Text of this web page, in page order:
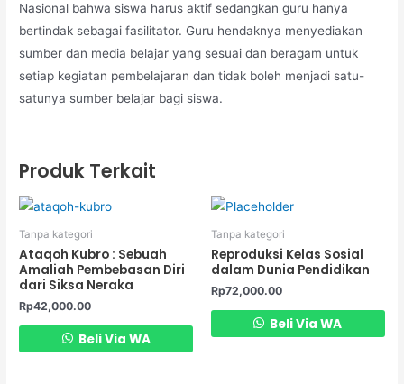
Nasional bahwa siswa harus aktif sedangkan guru hanya
bertindak sebagai fasilitator. Guru hendaknya menyediakan
sumber dan media belajar yang sesuai dan beragam untuk
setiap kegiatan pembelajaran dan tidak boleh menjadi satu-
satunya sumber belajar bagi siswa.
Produk Terkait
Tanpa kategori
Ataqoh Kubro : Sebuah
Amaliah Pembebasan Diri
dari Siksa Neraka
Rp42,000.00
Beli Via WA
Tanpa kategori
Reproduksi Kelas Sosial
dalam Dunia Pendidikan
Rp72,000.00
Beli Via WA